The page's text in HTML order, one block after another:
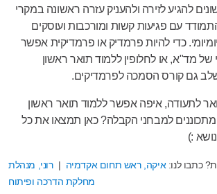
להגיע לזירה ולהעניק עזרה ראשונה במקרי
עם פגיעות קשות ומורכבות ועוסקים
כדי להיות פרמדיק או פרמדיקית אפשר
מד"א, או לחלופין ללמוד תואר ראשון
גם קורס הסמכה לפרמדיקים.
לתעודה, איפה אפשר ללמוד תואר ראשון
מתכוננים למבחני הקבלה? כאן תמצאו את כל
:)
כתבו לנו:איקה, ראש תחום אקדמיה |רוני, מנהלת
מחלקת הדרכה ופיתוח